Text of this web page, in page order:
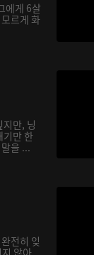
에게 6살
르게 화
만, 닝
기만 한
을 ...
전히 잊
않아